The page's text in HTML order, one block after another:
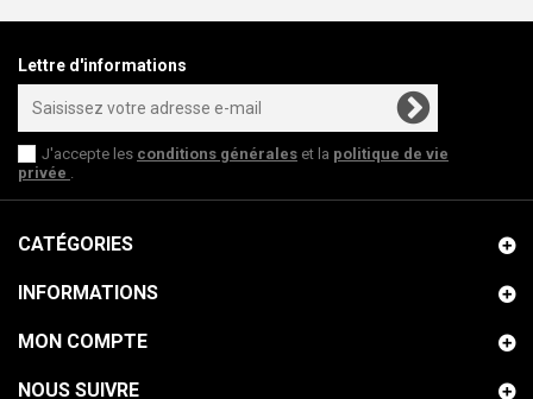
Lettre d'informations
J'accepte les conditions générales et la politique de vie
privée
CATÉGORIES
INFORMATIONS
MON COMPTE
NOUS SUIVRE